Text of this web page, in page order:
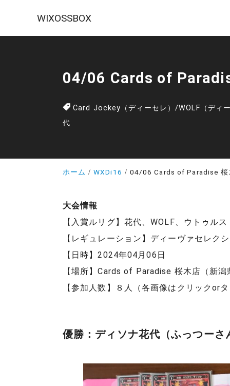
WIXOSSBOX
04/06 Cards of
Card Jockey（ディーセレ）/WOLF（ディ
代
ホーム WXDi16 04/06 Cards of Paradise 桜
大会情報
【入賞ルリグ】花代、WOLF、ウトゥルス
【レギュレーション】ディーヴァセレク
【日時】2024年04月06日
【場所】Cards of Paradise 桜木店（新潟
【参加人数】８人（各画像はクリックor
優勝：ディソナ花代（ふっつーさ